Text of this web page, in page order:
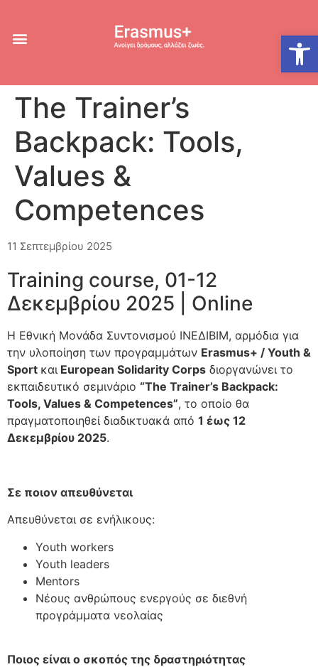
The Trainer’s
Backpack: Tools,
Values &
Competences
11 Σεπτεμβρίου 2025
Training course, 01-12
Δεκεμβρίου 2025 | Online
Η Εθνική Μονάδα Συντονισμού ΙΝΕΔΙΒΙΜ, αρμόδια για
την υλοποίηση των προγραμμάτων Erasmus+ / Youth &
Sport καιEuropean Solidarity Corps διοργανώνει το
εκπαιδευτικό σεμινάριο “The Trainer’s Backpack:
Tools, Values & Competences”, το οποίο θα
πραγματοποιηθεί διαδικτυακά από 1 έως 12
Δεκεμβρίου 2025.
Σε ποιον απευθύνεται
Απευθύνεται σε ενήλικους:
Youth workers
Youth leaders
Mentors
Νέους ανθρώπους ενεργούς σε διεθνή
προγράμματα νεολαίας
Ποιος είναι ο σκοπός της δραστηριότητας